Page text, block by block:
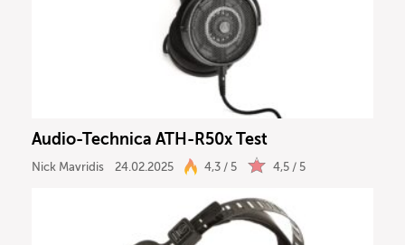
Audio-Technica ATH-R50x Test
Nick Mavridis 24.02.2025 4,3 / 5 4,5 / 5